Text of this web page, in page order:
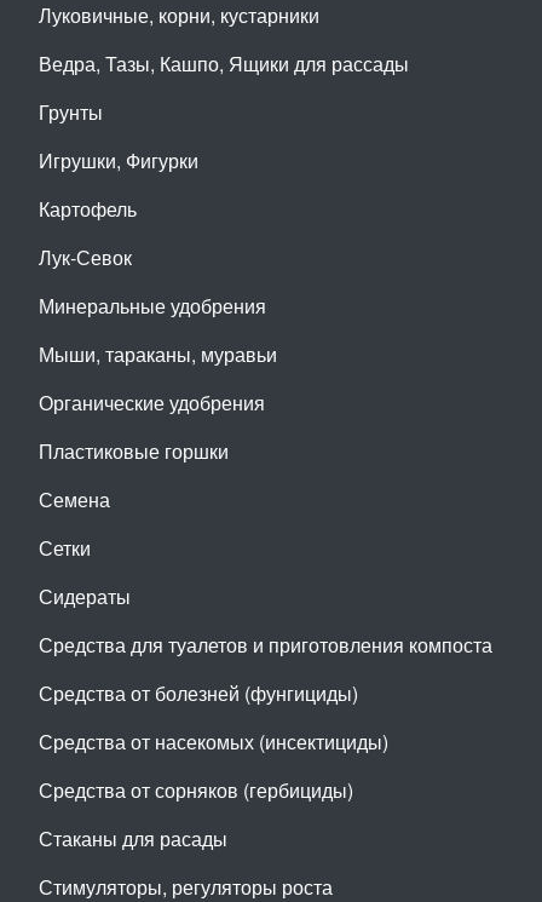
Луковичные, корни, кустарники
Ведра, Тазы, Кашпо, Ящики для рассады
Грунты
Игрушки, Фигурки
Картофель
Лук-Севок
Минеральные удобрения
Мыши, тараканы, муравьи
Органические удобрения
Пластиковые горшки
Семена
Сетки
Сидераты
Средства для туалетов и приготовления компоста
Средства от болезней (фунгициды)
Средства от насекомых (инсектициды)
Средства от сорняков (гербициды)
Стаканы для расады
Стимуляторы, регуляторы роста